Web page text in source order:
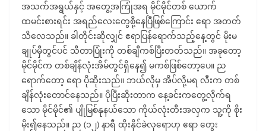
အသက်အရွယ်နှင့် အတွေ့အကြုံအရ မိုင်မိုင်တစ် ယောက်
ထမင်းစားရင်း အရည်လေးတွေစို့နေပြီဖြစ်ကြောင်း ဧရာ အတတ်
သိလေသည်။ ခါတိုင်းဆိုလျှင် ဧရာပြန်ရောက်သည့်နေ့တွင် မိုးမ
ချုပ်မှီတွင်ပင် သီတာပြုံးကို တစ်ချီကစ်ပြီးတတ်သည်။ အခုတော့
မိုင်မိုင်က တစ်ချိန်လုံးအိမ်တွင်ရှိနေ၍ မကစ်ဖြစ်တော့ပေ။ ည
ရောက်တော့ ဧရာ ပိုဆိုးသည်။ ဘယ်လိုမှ အိပ်လို့မရ လီးက တစ်
ချိန်လုံးတောင်နေသည်။ ပိုပြီးဆိုးတာက နေ့ခင်းကတွေ့လိုက်ရ
သော မိုင်မိုင်၏ ပျိုမြစ်နုနယ်သော ကိုယ်လုံးတီးအလှက သူ့ကို စိုး
မိုး၍နေသည်။ ည (၁၂) နာရီ ထိုးနိုင်ခဲလှရောဟု ဧရာ တွေး